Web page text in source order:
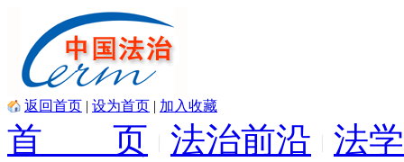
返回首页 | 设为首页 | 加入收藏
首 页 法治前沿
法